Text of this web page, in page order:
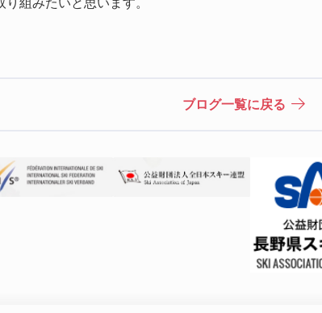
ブログ一覧に戻る